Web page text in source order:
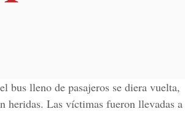
bus lleno de pasajeros se diera vuelta,
heridas. Las víctimas fueron llevadas a